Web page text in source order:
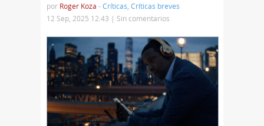
por Roger Koza -Críticas Críticas breves
12 Sep, 2025 12:43 | Sin comentarios